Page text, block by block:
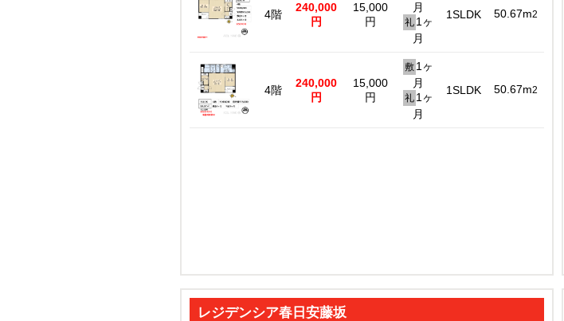
4階
240,000
円
15,000
円
月
礼 1ヶ
月
1SLDK 50.67m2
4階
240,000
円
15,000
円
敷 1ヶ
月
礼 1ヶ
月
1SLDK 50.67m2
レジデンシア春日安藤坂